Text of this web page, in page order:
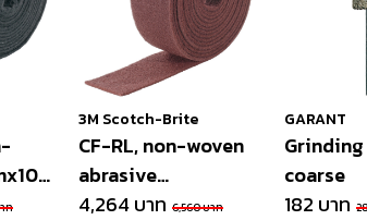
ท
3M Scotch-Brite
CF-RL, non-woven
abrasive
100mmx10m
4,264 บาท 6,560 บาท
GARANT
coarse
182 บาท